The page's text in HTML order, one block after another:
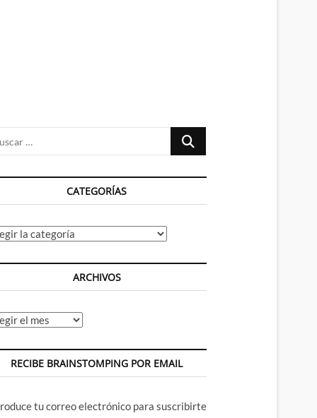
Buscar
CATEGORÍAS
ARCHIVOS
RECIBE BRAINSTOMPING POR EMAIL
tu correo electrónico para suscribirte